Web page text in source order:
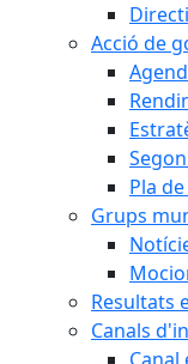
Acció de
Pla
Grups
Resultats
Canals